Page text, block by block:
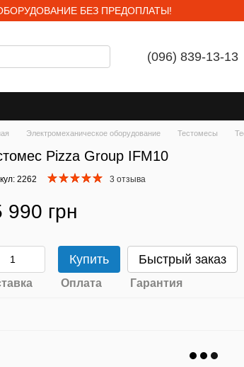
БЕЗ ПРЕДОПЛАТЫ!
(096) 839-13-13
Электромеханическое оборудование Тестомесы
Pizza Group IFM10
2262 3 отзыва
990 грн
Купить Быстрый заказ
Оплата Гарантия